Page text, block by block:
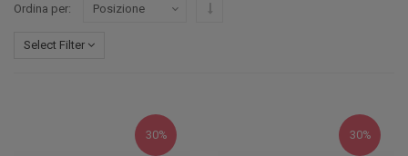
Ordina per
Select Filter
30% 30%